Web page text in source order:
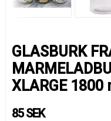
GLASBURK
XLARGE 1800
85 SEK